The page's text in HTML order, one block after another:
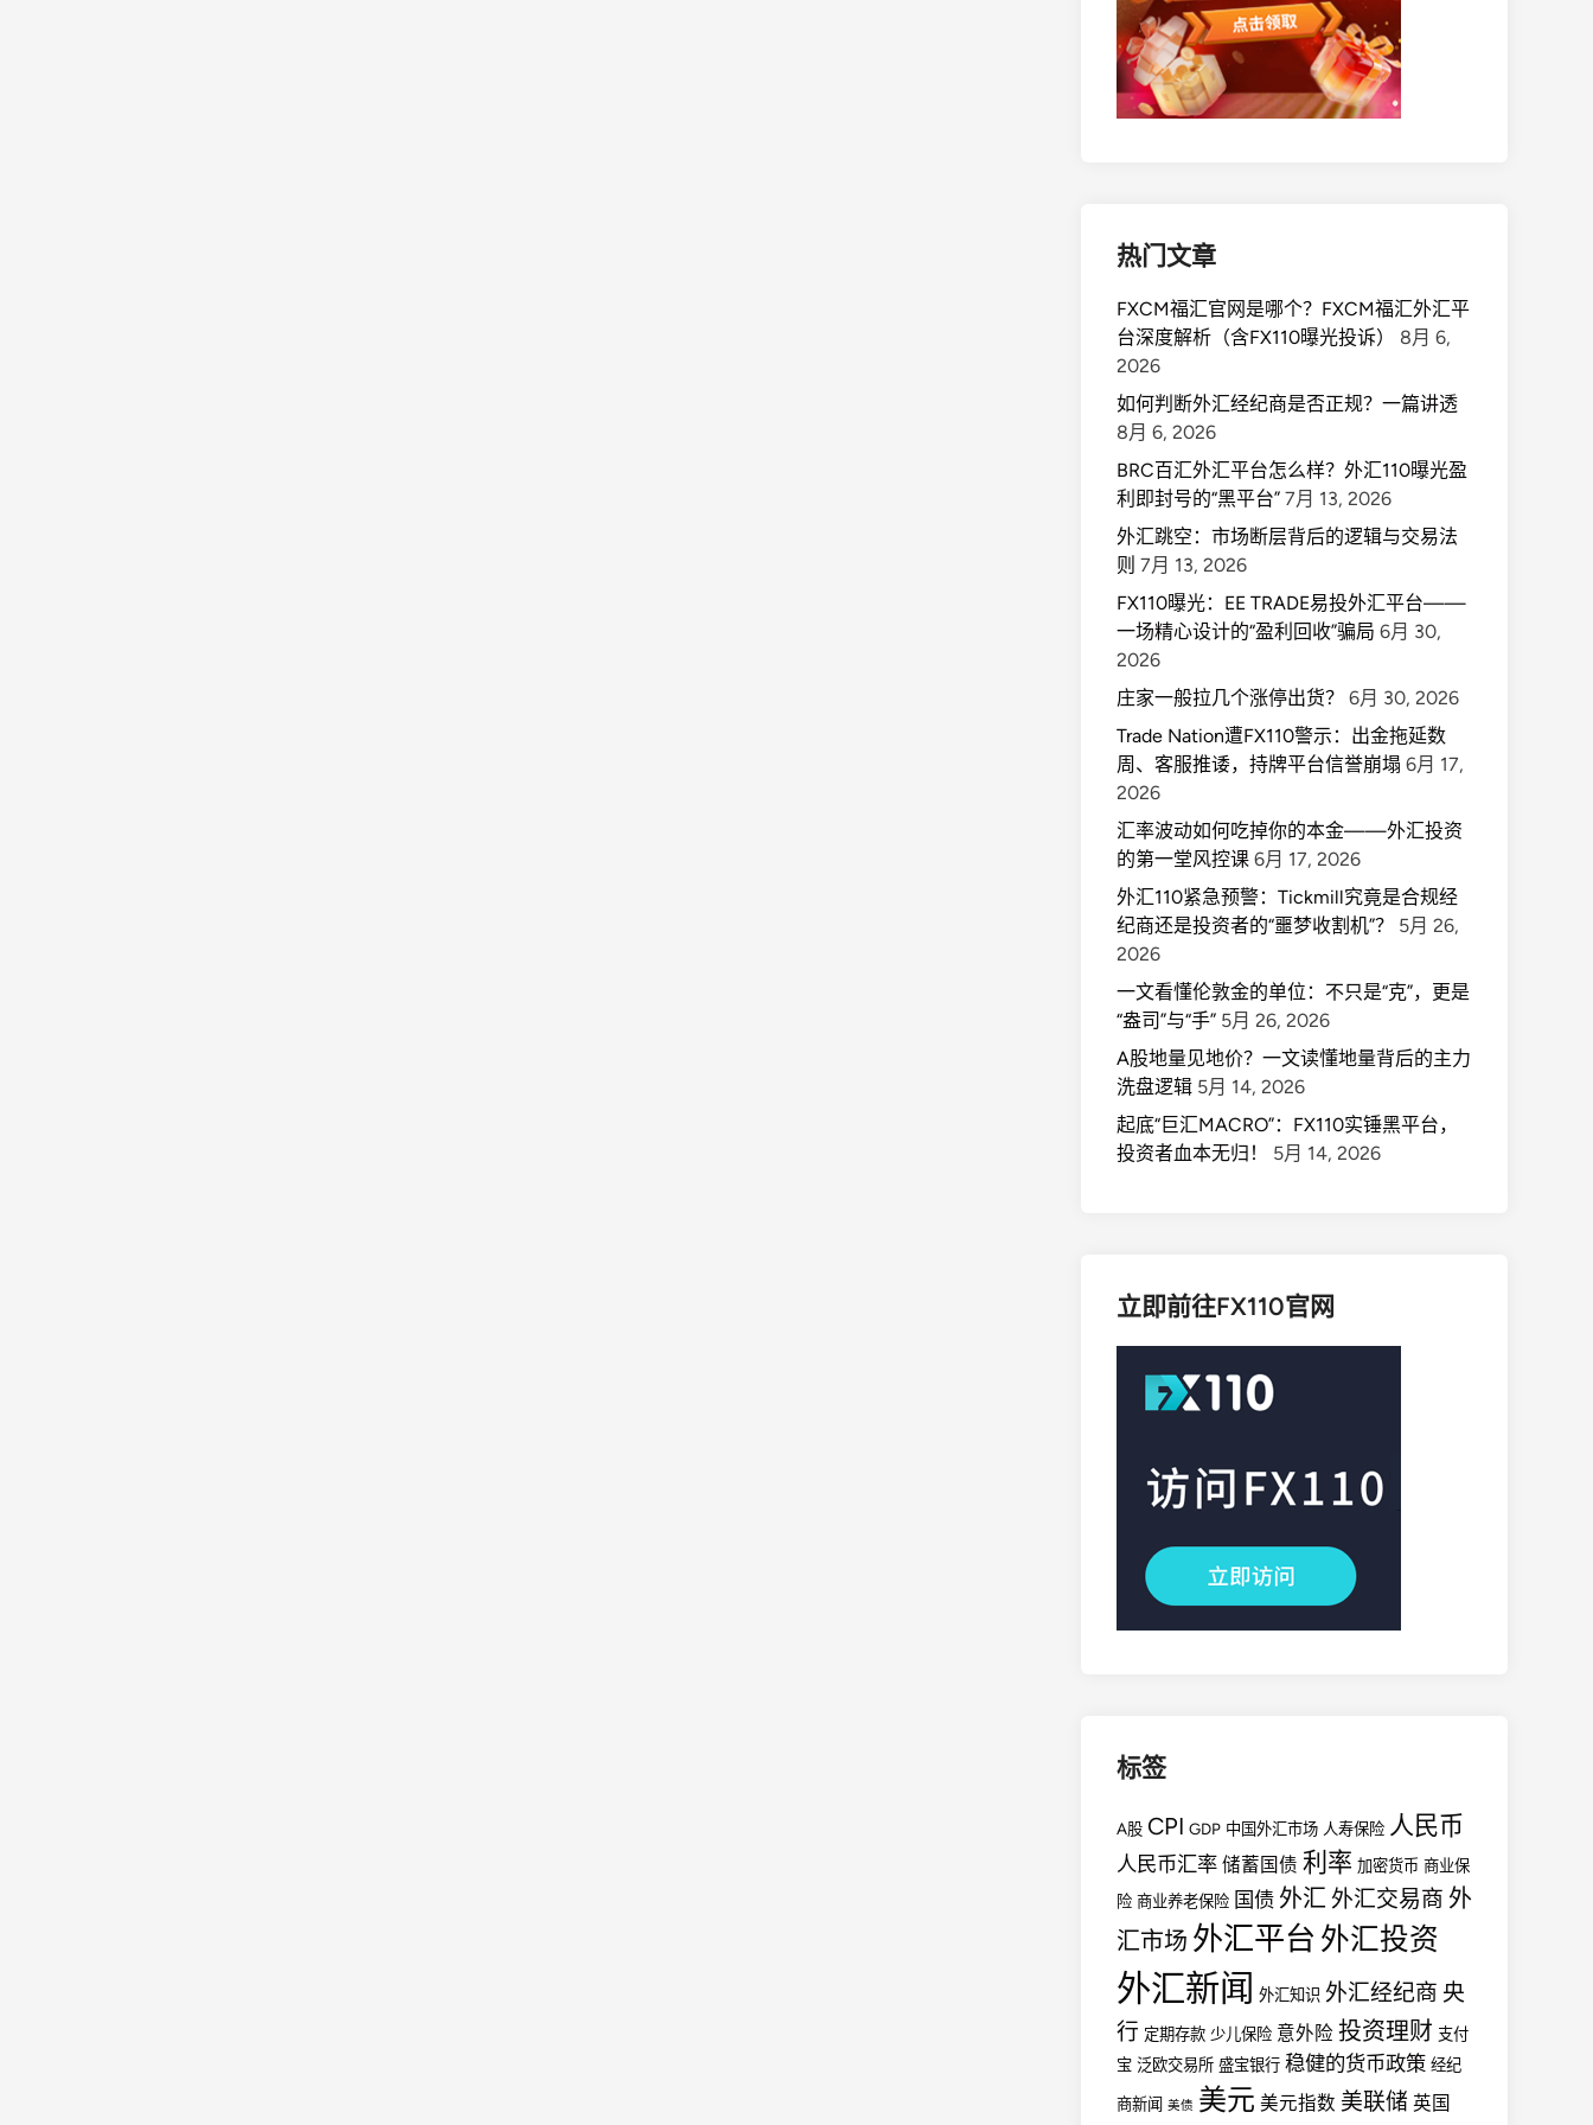
热门文章
FXCM福汇官网是哪个？FXCM福汇外汇平
台深度解析（含FX110曝光投诉）
8月 6,
2026
如何判断外汇经纪商是否正规？一篇讲透
8月 6, 2026
BRC百汇外汇平台怎么样？外汇110曝光盈
利即封号的“黑平台” 7月 13, 2026
外汇跳空：市场断层背后的逻辑与交易法
则 7月 13, 2026
FX110曝光：EE TRADE易投外汇平台——
一场精心设计的“盈利回收”骗局 6月 30,
2026
庄家一般拉几个涨停出货？
6月 30, 2026
Trade Nation遭FX110警示：出金拖延数
周、客服推诿，持牌平台信誉崩塌 6月 17,
2026
汇率波动如何吃掉你的本金——外汇投资
的第一堂风控课 6月 17, 2026
外汇110紧急预警：Tickmill究竟是合规经
纪商还是投资者的“噩梦收割机”？
5月 26,
2026
一文看懂伦敦金的单位：不只是“克”，更是
“盎司”与“手” 5月 26, 2026
A股地量见地价？一文读懂地量背后的主力
洗盘逻辑 5月 14, 2026
起底“巨汇MACRO”：FX110实锤黑平台，
投资者血本无归！
5月 14, 2026
立即前往FX110官网
标签
A股 CPI GDP 中国外汇市场 人寿保险 人民币
人民币汇率 储蓄国债 利率 加密货币 商业保
险 商业养老保险 国债 外汇 外汇交易商 外
汇市场 外汇平台 外汇投资
外汇新闻 外汇知识 外汇经纪商 央
行 定期存款 少儿保险 意外险 投资理财 支付
宝 泛欧交易所 盛宝银行 稳健的货币政策 经纪
商新闻 美债 美元 美元指数 美联储 英国